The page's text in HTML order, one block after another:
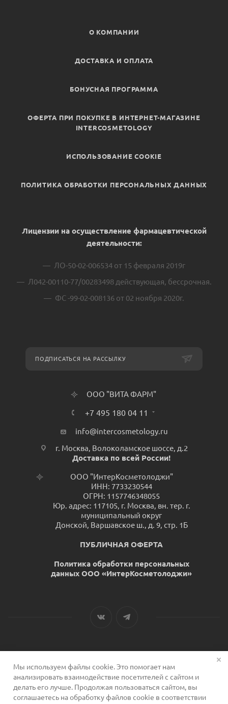
О КОМПАНИИ
ДОСТАВКА И ОПЛАТА
БОНУСНАЯ ПРОГРАММА
ОФЕРТА ПРИ ПОКУПКЕ В ИНТЕРНЕТ-МАГАЗИНЕ
INTERCOSMETOLOGY
ИСПОЛЬЗОВАНИЕ COOKIE
ПОЛИТИКА ОБРАБОТКИ ПЕРСОНАЛЬНЫХ ДАННЫХ
Лицензии на осуществление фармацевтической
деятельности:
ЛО-50-02-006534 от 15 февраля 2019г
Л042-00110-77/00283498 действующая, бессрочная.
ФС -99-02-008136 от 02 ноября 2020г.
ПОДПИСАТЬСЯ НА РАССЫЛКУ
ООО "ВИТА ФАРМ"
+7 495 180 04 11
info@intercosmetology.ru
г. Москва, Волоколамское шоссе, д.2
Доставка по всей России!
ООО "ИнтерКосметолоджи"
ИНН: 7733230544
ОГРН: 1157746348055
Юр. адрес: 117105, г. Москва, вн. тер. г.
муниципальный округ
Донской, Варшавское ш., д. 9, стр. 1Б
ПУБЛИЧНАЯ ОФЕРТА
Политика обработки персональных
данных ООО «ИнтерКосметолоджи»
2026 © Сервис для косметологов
Мы используем файлы cookie. Это помогает нам
анализировать взаимодействие посетителей с сайтом и
делать его лучше. Продолжая пользоваться сайтом, вы
соглашаетесь на обработку файлов cookie в соответствии